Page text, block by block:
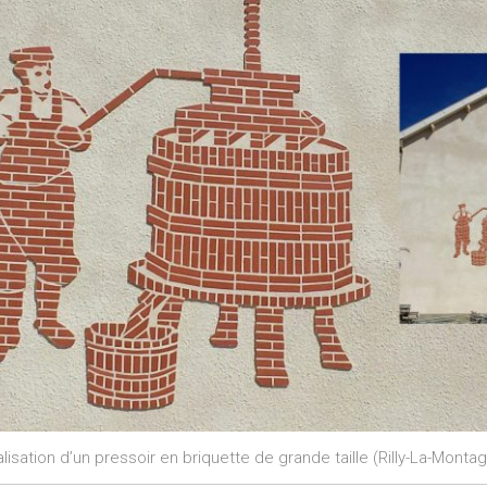
d’un pressoir en briquette de grande taille (Rilly-La-